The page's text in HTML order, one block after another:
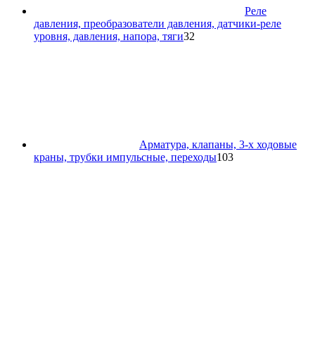
Реле
давления, преобразователи давления, датчики-реле
уровня, давления, напора, тяги32
Арматура, клапаны, 3-х ходовые
краны, трубки импульсные, переходы103103